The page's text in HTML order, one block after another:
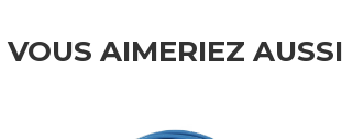
VOUS AIMERIEZ AUSSI